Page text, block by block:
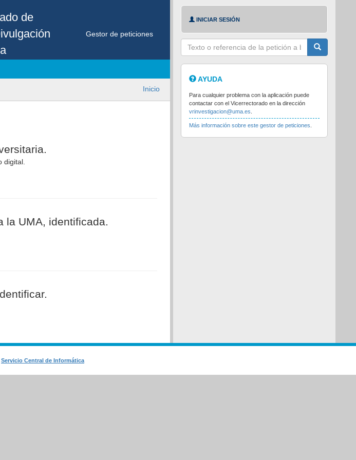
de
Gestor de peticiones
Inicio
digital.
la UMA, identificada.
INICIAR SESIÓN
Texto
a
buscar
AYUDA
Para cualquier problema con la aplicación puede
contactar con el Vicerrectorado en la dirección
vrinvestigacion@uma.es
Más información sobre este gestor de peticiones
Servicio Central de Informática